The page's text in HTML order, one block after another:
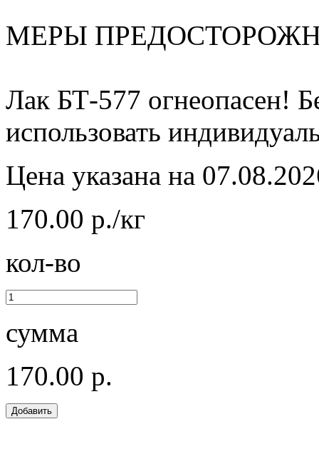
МЕРЫ
Лак БТ-577 огнеопасен!
использовать
Цена указана на
170.00 р./кг
кол-во
сумма
170.00 р.